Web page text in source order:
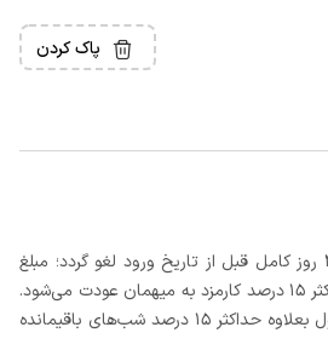
پاک کردن
در صورتی که رزرو، حداقل 3 روز کامل قبل از تاریخ ورود لغو گردد؛ مبلغ
صورتحساب پس از کسر حداکثر 15 درصد کارمزد به میهمان عودت می‌شود.
در غیر اینصورت اجاره شب اول بعلاوه حداکثر 15 درصد شب‌های باقیمانده